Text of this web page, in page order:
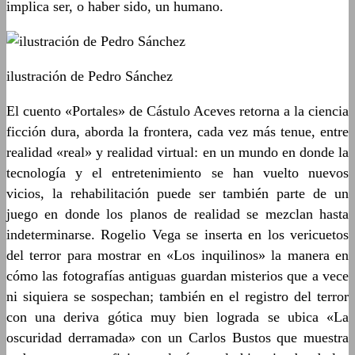
implica ser, o haber sido, un humano.
ilustración de Pedro Sánchez
El cuento «Portales» de Cástulo Aceves retorna a la ciencia
ficción dura, aborda la frontera, cada vez más tenue, entre
realidad «real» y realidad virtual: en un mundo en donde la
tecnología y el entretenimiento se han vuelto nuevos
vicios, la rehabilitación puede ser también parte de un
juego en donde los planos de realidad se mezclan hasta
indeterminarse. Rogelio Vega se inserta en los vericuetos
del terror para mostrar en «Los inquilinos» la manera en
cómo las fotografías antiguas guardan misterios que a vece
ni siquiera se sospechan; también en el registro del terror
con una deriva gótica muy bien lograda se ubica «La
oscuridad derramada» con un Carlos Bustos que muestra